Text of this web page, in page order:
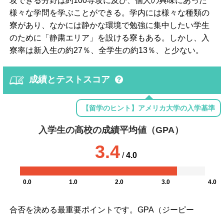
様々な学問を学ぶことができる。学内には様々な種類の
寮があり、なかには静かな環境で勉強に集中したい学生
のために「静粛エリア」を設ける寮もある。しかし、入
寮率は新入生の約27％、全学生の約13％、と少ない。
成績とテストスコア
【留学のヒント】アメリカ大学の入学基準
入学生の高校の成績平均値（GPA）
3.4/4.0
0.0 1.0 2.0 3.0 4.0
合否を決める最重要ポイントです。GPA（ジーピー